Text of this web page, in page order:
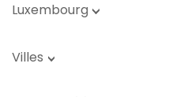
Luxembourg
Villes